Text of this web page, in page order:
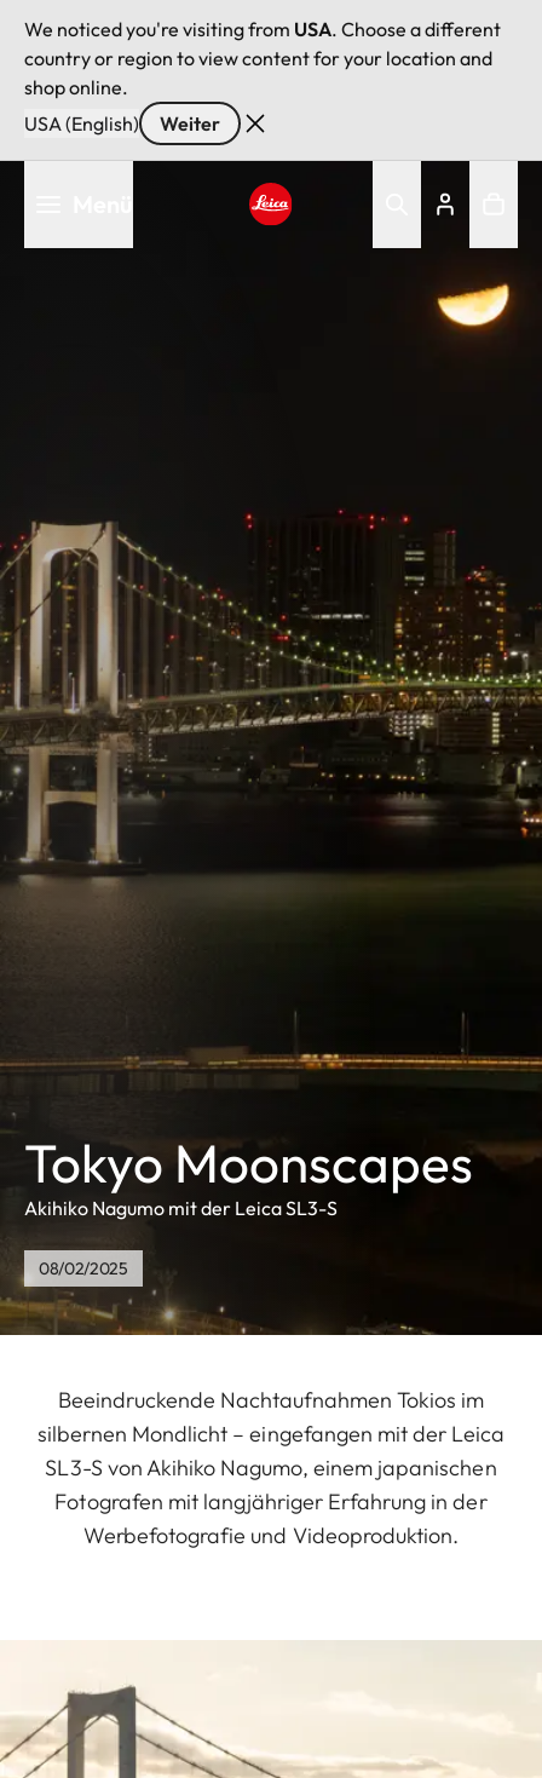
We noticed you're visiting from USA. Choose a different
country or region to view content for your location and
shop online.
USA (English)
Weiter
Tokyo Moonscapes
Akihiko Nagumo mit der Leica SL3-S
08/02/2025
Beeindruckende Nachtaufnahmen Tokios im
silbernen Mondlicht – eingefangen mit der Leica
SL3-S von Akihiko Nagumo, einem japanischen
Fotografen mit langjähriger Erfahrung in der
Werbefotografie und Videoproduktion.